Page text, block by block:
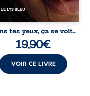
tes yeux, ça se voit…
19,90€
VOIR CE LIVRE